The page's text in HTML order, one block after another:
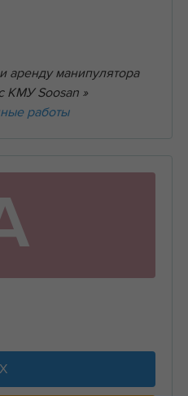
аренду манипулятора
КМУ Soosan »
работы